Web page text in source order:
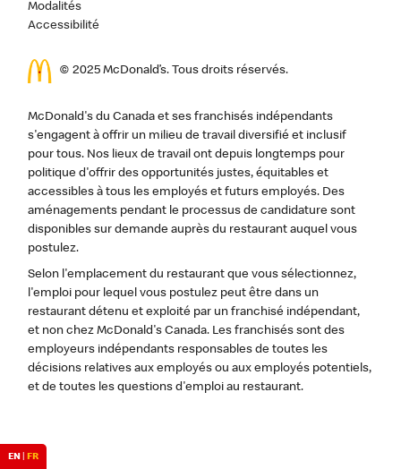
Modalités
Accessibilité
© 2025 McDonald’s. Tous droits réservés.
McDonald's du Canada et ses franchisés indépendants
s'engagent à offrir un milieu de travail diversifié et inclusif
pour tous. Nos lieux de travail ont depuis longtemps pour
politique d'offrir des opportunités justes, équitables et
accessibles à tous les employés et futurs employés. Des
aménagements pendant le processus de candidature sont
disponibles sur demande auprès du restaurant auquel vous
postulez.
Selon l'emplacement du restaurant que vous sélectionnez,
l'emploi pour lequel vous postulez peut être dans un
restaurant détenu et exploité par un franchisé indépendant,
et non chez McDonald's Canada. Les franchisés sont des
employeurs indépendants responsables de toutes les
décisions relatives aux employés ou aux employés potentiels,
et de toutes les questions d'emploi au restaurant.
EN| FR